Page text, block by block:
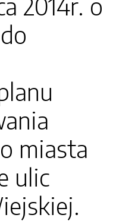
2014r. o
miasta
ulic